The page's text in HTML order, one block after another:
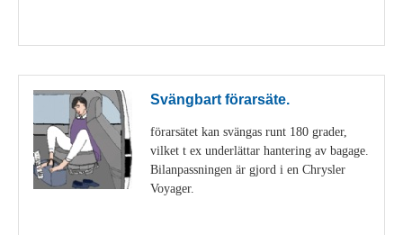
Svängbart förarsäte.
förarsätet kan svängas runt 180 grader,
vilket t ex underlättar hantering av bagage.
Bilanpassningen är gjord i en Chrysler
Voyager.